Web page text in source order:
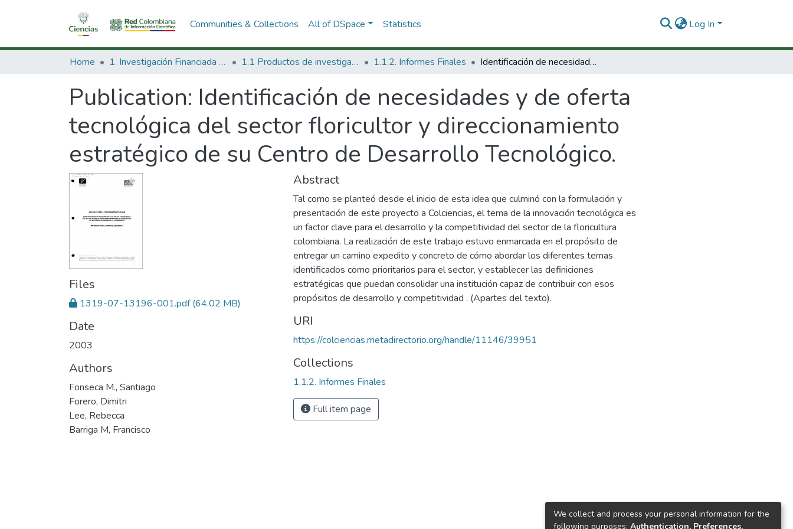
Communities & Collections All of DSpace Statistics Log In
Home 1. Investigación Financiada con Recursos Públicos 1.1 Productos de investigación 1.1.2. Informes Finales Identificación de necesidades y de oferta tecnológica del sector floricultor y direccionamiento estratégico de su Centro de Desarrollo Tecnológico.
Publication: Identificación de necesidades y de oferta
tecnológica del sector floricultor y direccionamiento
estratégico de su Centro de Desarrollo Tecnológico.
Files
1319-07-13196-001.pdf(64.02 MB)
Date
2003
Authors
Fonseca M., Santiago
Forero, Dimitri
Lee, Rebecca
Barriga M, Francisco
Abstract
Tal como se planteó desde el inicio de esta idea que culminó con la formulación y
presentación de este proyecto a Colciencias, el tema de la innovación tecnológica es
un factor clave para el desarrollo y la competitividad del sector de la floricultura
colombiana. La realización de este trabajo estuvo enmarcada en el propósito de
entregar un camino expedito y concreto de cómo abordar los diferentes temas
identificados como prioritarios para el sector, y establecer las definiciones
estratégicas que puedan consolidar una institución capaz de contribuir con esos
propósitos de desarrollo y competitividad . (Apartes del texto).
URI
https://colciencias.metadirectorio.org/handle/11146/39951
Collections
1.1.2. Informes Finales
Full item page
We collect and process your personal information for the
following purposes: Authentication, Preferences,